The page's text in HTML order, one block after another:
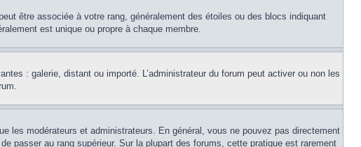
être associée à votre rang, généralement des étoiles ou des blocs indiquant
est unique ou propre à chaque membre.
: galerie, distant ou importé. L’administrateur du forum peut activer ou non les
les modérateurs et administrateurs. En général, vous ne pouvez pas directement
passer au rang supérieur. Sur la plupart des forums, cette pratique est rarement